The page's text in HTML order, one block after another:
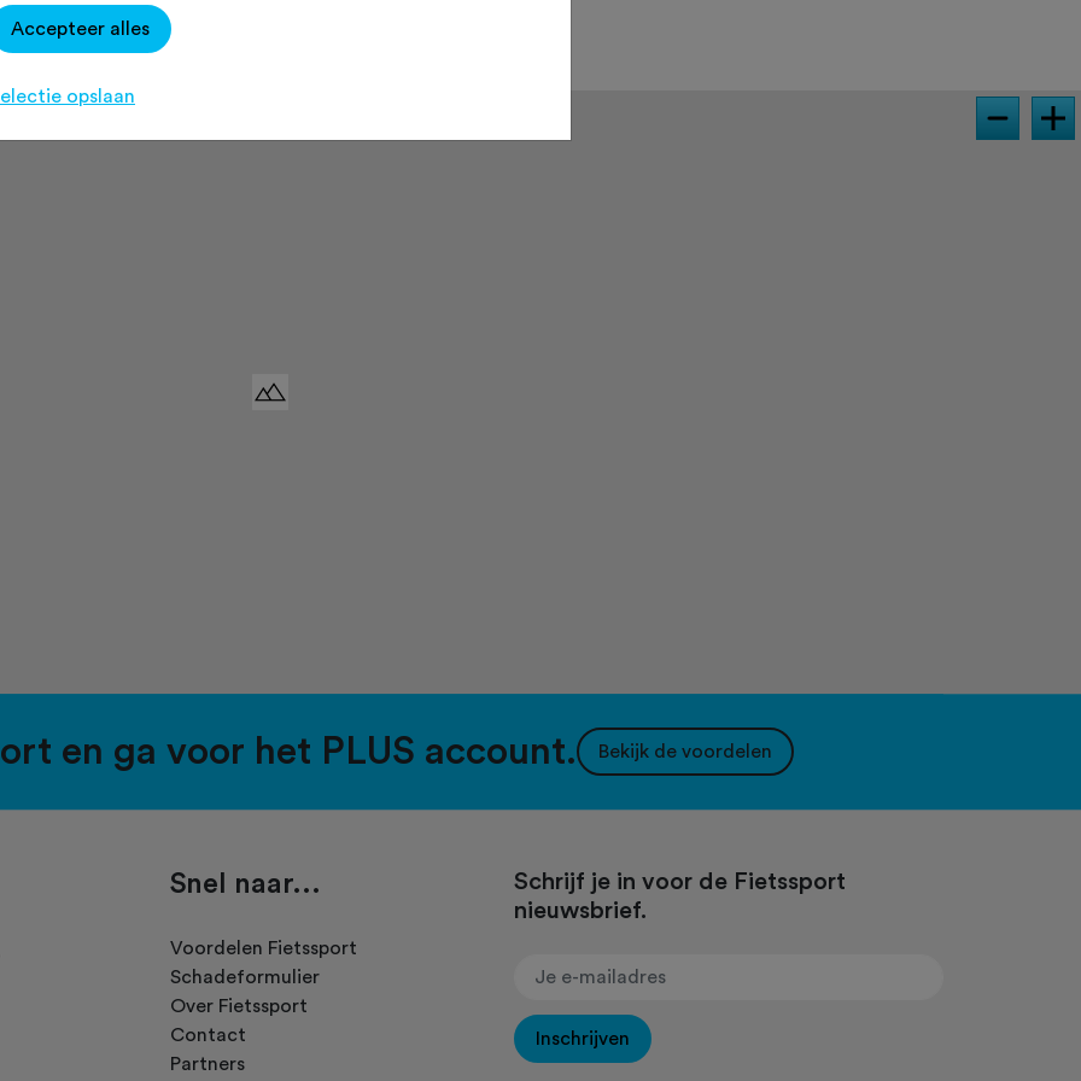
en ga voor het PLUS account. Bekijk de voordelen
Snel naar...
Voordelen Fietssport
Schadeformulier
Over Fietssport
Contact
Partners
Schrijf je in voor de Fietssport
nieuwsbrief.
Inschrijven
Accepteer alles
opslaan